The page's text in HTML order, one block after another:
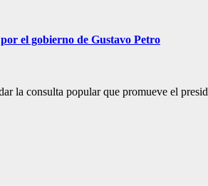
el gobierno de Gustavo Petro
la consulta popular que promueve el